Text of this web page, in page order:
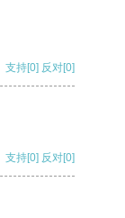
支持[0] 反对[0]
支持[0] 反对[0]